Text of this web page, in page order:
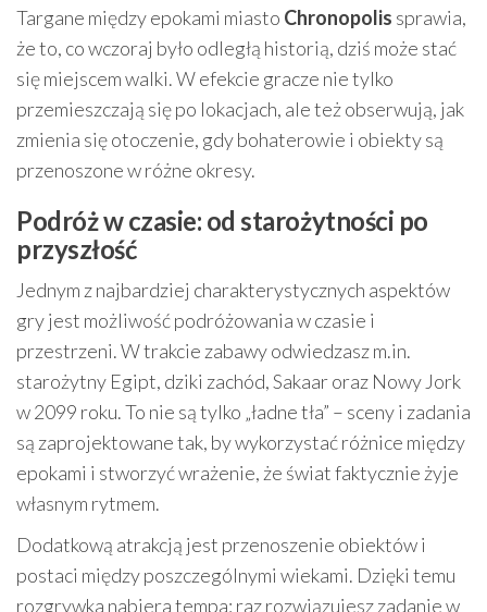
Targane między epokami miasto Chronopolis sprawia,
że to, co wczoraj było odległą historią, dziś może stać
się miejscem walki. W efekcie gracze nie tylko
przemieszczają się po lokacjach, ale też obserwują, jak
zmienia się otoczenie, gdy bohaterowie i obiekty są
przenoszone w różne okresy.
Podróż w czasie: od starożytności po
przyszłość
Jednym z najbardziej charakterystycznych aspektów
gry jest możliwość podróżowania w czasie i
przestrzeni. W trakcie zabawy odwiedzasz m.in.
starożytny Egipt, dziki zachód, Sakaar oraz Nowy Jork
w 2099 roku. To nie są tylko „ładne tła” – sceny i zadania
są zaprojektowane tak, by wykorzystać różnice między
epokami i stworzyć wrażenie, że świat faktycznie żyje
własnym rytmem.
Dodatkową atrakcją jest przenoszenie obiektów i
postaci między poszczególnymi wiekami. Dzięki temu
rozgrywka nabiera tempa: raz rozwiązujesz zadanie w